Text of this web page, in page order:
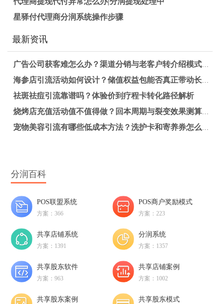
星驿付代理商分润系统操作步骤
最新资讯
广告公司获客难怎么办？渠道分销与老客户转介绍模式解析
海参店引流活动如何设计？储值权益包能否真正带动长期复购？
祛斑祛痘引流靠谱吗？体验价到疗程卡转化路径解析
烧烤店充值活动值不值得做？回本周期与裂变效果测算详解
宠物美容引流有哪些低成本方法？洗护卡和寄养券怎么搭配更有效？
分润百科
POS联盟系统
方案：366
POS商户奖励模式
方案：223
共享店铺系统
方案：1391
分润系统
方案：1357
共享股东软件
方案：963
共享店铺案例
方案：1002
共享股东案例 共享股东模式